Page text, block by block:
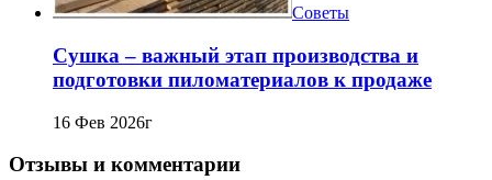
Советы
Сушка – важный этап производства и
подготовки пиломатериалов к продаже
16 Фев 2026г
Отзывы и комментарии